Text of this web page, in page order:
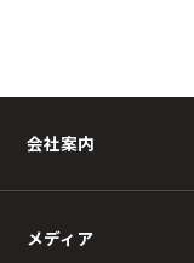
会社案内
メディア